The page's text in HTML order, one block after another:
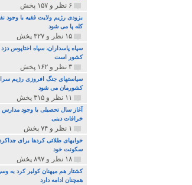
۶ نظر و ۱۵۷ پخش
بزودی رژیم ولایت فقیه با وجود
کله پا می شود
۱۵ نظر و ۳۲۷ پخش
سپاه پاسداران، سپاه اختاپوس
کشور است
۳ نظر و ۱۶۲ پخش
سیاستهای جنگ افروزی رژیم
کشورمان می شود
۱۱ نظر و ۳۱۵ پخش
آغاز سال تحصیلی با وجود
خرافات دینی
۱ نظر و ۷۴ پخش
خوابهای طلائی کردها برای
سکونت خود
۱۸ نظر و ۸۹۷ پخش
کشتار هم میهنان کولبر کرد به
همچنان ادامه دارد